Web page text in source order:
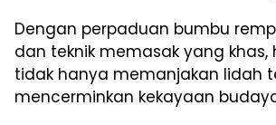
Dengan perpaduan bumbu
dan teknik memasak yang khas,
tidak hanya memanjakan lidah
mencerminkan kekayaan